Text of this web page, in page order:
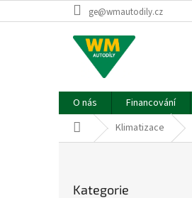
na
ge@wmautodily.cz
O nás Financování
Domů Klimatizace
kategorie
Kategorie